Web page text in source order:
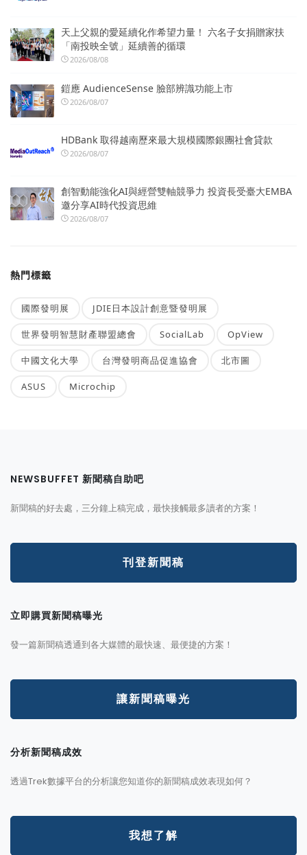
天上父親的愛延續化作希望力量！ 六名子女捐贈家扶
「南投映全號」延續善的循環
2026/08/08
鎧應 AudienceSense 臉部辨識功能上市
2026/08/07
HDBank 取得越南歷來最大規模國際銀團社會貸款
2026/08/07
創智動能強化AI與經營雙軸競爭力 投資長受臺大EMBA
邀分享AI時代投資思維
2026/08/07
熱門標籤
國際發明展 JDIE日本設計創意暨發明展
世界發明智慧財產聯盟總會 SocialLab OpView
中國文化大學 台灣發明商品促進協會 北市圖
ASUS Microchip
NEWSBUFFET 新聞稿自助吧
新聞稿的好去處，三分鐘上稿完成，最快接觸最多讀者的方案！
刊登新聞稿
立即購買新聞稿曝光
發一篇新聞稿透通到各大媒體的最快速、最便捷的方案！
讓新聞稿曝光
分析新聞稿成效
透過Trek數據平台的分析讓您知道你的新聞稿成效表現如何？
我想了解